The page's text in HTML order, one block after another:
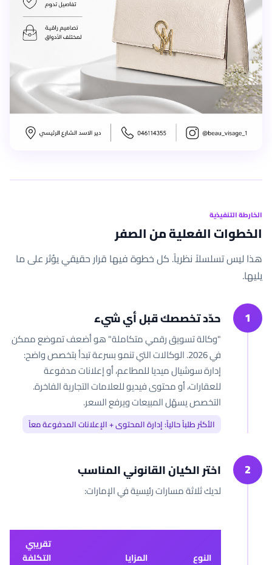
الخارطة التنفيذية
الخطوات الفعلية من الصفر
هذا ليس تسلسلاً نظرياً. كل خطوة فيها قرار حقيقي يؤثر على ما
يليها.
1 حدّد تخصصك قبل أي شيء
"وكالة تسويق رقمي متكاملة" هو أضعف تموضع ممكن
في 2026. الوكالات التي تنمو بسرعة تبدأ بتخصص واضح:
إدارة سوشيال ميديا للمطاعم، أو إعلانات مدفوعة
للعقارات، أو محتوى فيديو للعلامات التجارية الفاخرة.
التخصص يسهّل المبيعات ويرفع السعر.
الأكثر طلباً حالياً: إدارة المحتوى + الإعلانات المدفوعة معاً
2 اختر الكيان القانوني المناسب
لديك ثلاثة مسارات رئيسية في الإمارات:
النوع المزايا
تقريبي
التكلفة